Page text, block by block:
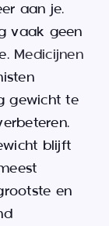
aan je.
vaak geen
Medicijnen
gewicht te
blijft
en